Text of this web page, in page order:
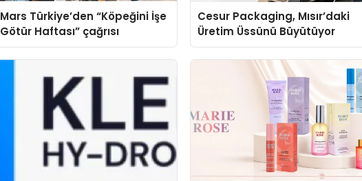
Mars Türkiye’den “Köpeğini İşe
Götür Haftası” çağrısı
Cesur Packaging, Mısır’daki
Üretim Üssünü Büyütüyor